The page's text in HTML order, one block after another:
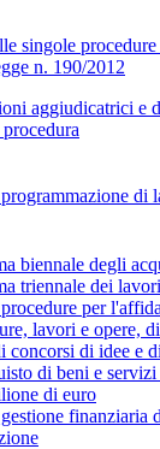
singole
n. 190/2012
aggiudicatrici e
di
biennale degli
triennale dei
per
lavori e opere,
concorsi di idee e
di beni e
di euro
finanziaria